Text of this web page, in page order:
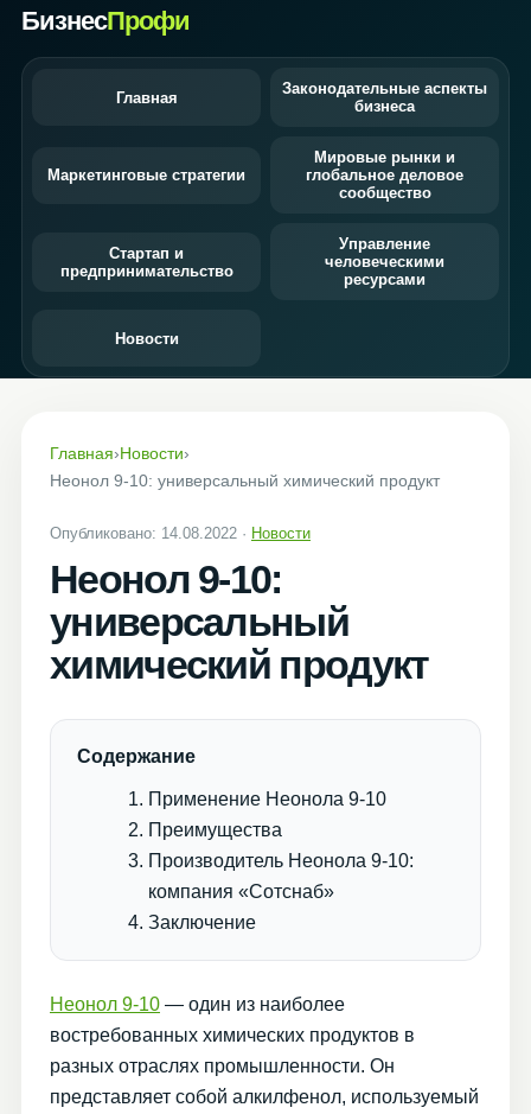
БизнесПрофи
Главная
Законодательные аспекты
бизнеса
Маркетинговые стратегии
Мировые рынки и
глобальное деловое
сообщество
Стартап и
предпринимательство
Управление
человеческими
ресурсами
Новости
Главная›Новости›
Неонол 9-10: универсальный химический продукт
Опубликовано: 14.08.2022 · Новости
Неонол 9-10:
универсальный
химический продукт
Содержание
Применение Неонола 9-10
Преимущества
Производитель Неонола 9-10:
компания «Сотснаб»
Заключение
Неонол 9-10 — один из наиболее
востребованных химических продуктов в
разных отраслях промышленности. Он
представляет собой алкилфенол, используемый